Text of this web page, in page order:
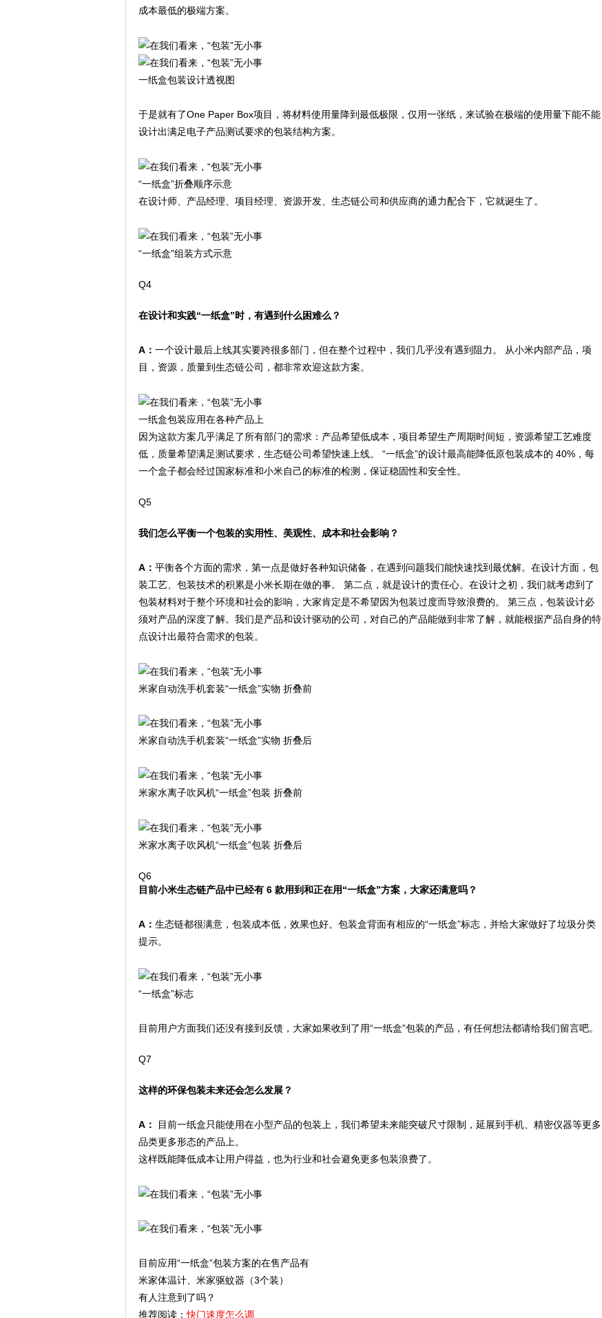
成本最低的极端方案。
一纸盒包装设计透视图
于是就有了One Paper Box项目，将材料使用量降到最低极限，仅用一张纸，来试验在极端的使用量下能不能
设计出满足电子产品测试要求的包装结构方案。
“一纸盒”折叠顺序示意
在设计师、产品经理、项目经理、资源开发、生态链公司和供应商的通力配合下，它就诞生了。
“一纸盒”组装方式示意
Q4
在设计和实践“一纸盒”时，有遇到什么困难么？
A： 一个设计最后上线其实要跨很多部门，但在整个过程中，我们几乎没有遇到阻力。 从小米内部产品，项
目，资源，质量到生态链公司，都非常欢迎这款方案。
一纸盒包装应用在各种产品上
因为这款方案几乎满足了所有部门的需求：产品希望低成本，项目希望生产周期时间短，资源希望工艺难度
低，质量希望满足测试要求，生态链公司希望快速上线。 “一纸盒”的设计最高能降低原包装成本的 40%，每
一个盒子都会经过国家标准和小米自己的标准的检测，保证稳固性和安全性。
Q5
我们怎么平衡一个包装的实用性、美观性、成本和社会影响？
A： 平衡各个方面的需求，第一点是做好各种知识储备，在遇到问题我们能快速找到最优解。在设计方面，包
装工艺、包装技术的积累是小米长期在做的事。 第二点，就是设计的责任心。在设计之初，我们就考虑到了
包装材料对于整个环境和社会的影响，大家肯定是不希望因为包装过度而导致浪费的。 第三点，包装设计必
须对产品的深度了解。我们是产品和设计驱动的公司，对自己的产品能做到非常了解，就能根据产品自身的特
点设计出最符合需求的包装。
米家自动洗手机套装“一纸盒”实物 折叠前
米家自动洗手机套装“一纸盒”实物 折叠后
米家水离子吹风机“一纸盒”包装 折叠前
米家水离子吹风机“一纸盒”包装 折叠后
Q6
目前小米生态链产品中已经有6 款用到和正在用“一纸盒”方案，大家还满意吗？
A： 生态链都很满意，包装成本低，效果也好。包装盒背面有相应的“一纸盒”标志，并给大家做好了垃圾分类
提示。
“一纸盒”标志
目前用户方面我们还没有接到反馈，大家如果收到了用“一纸盒”包装的产品，有任何想法都请给我们留言吧。
Q7
这样的环保包装未来还会怎么发展？
A：
目前一纸盒只能使用在小型产品的包装上，我们希望未来能突破尺寸限制，延展到手机、精密仪器等更多
品类更多形态的产品上。
这样既能降低成本让用户得益，也为行业和社会避免更多包装浪费了。
目前应用“一纸盒”包装方案的在售产品有
米家体温计、米家驱蚊器（3个装）
有人注意到了吗？
推荐阅读：快门速度怎么调